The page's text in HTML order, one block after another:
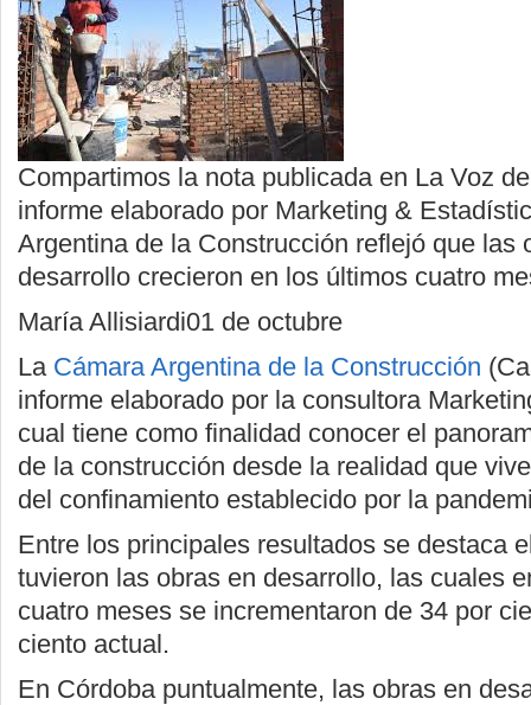
Compartimos la nota publicada en La Voz
informe elaborado por Marketing &
Argentina de la Construcción reflejó que las
desarrollo crecieron en los últimos cuatro
María Allisiardi01 de octubre
La Cámara Argentina de la Construcción
informe elaborado por la consultora
cual tiene como finalidad conocer el
de la construcción desde la realidad que
del confinamiento establecido por la
Entre los principales resultados se destaca
tuvieron las obras en desarrollo, las cuales
cuatro meses se incrementaron de 34 por
ciento actual.
En Córdoba puntualmente, las obras en